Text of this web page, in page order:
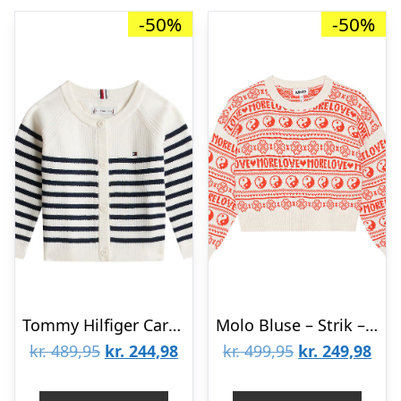
-50%
Tommy Hilfiger Cardigan – Strik – Essential – Ivory Silk Stripes
kr.489,95 Den
kr. 244,98Den
-50%
Molo Bluse – Strik – Gerrie – Yin Yang
kr.499,95 Den
kr. 249,98Den